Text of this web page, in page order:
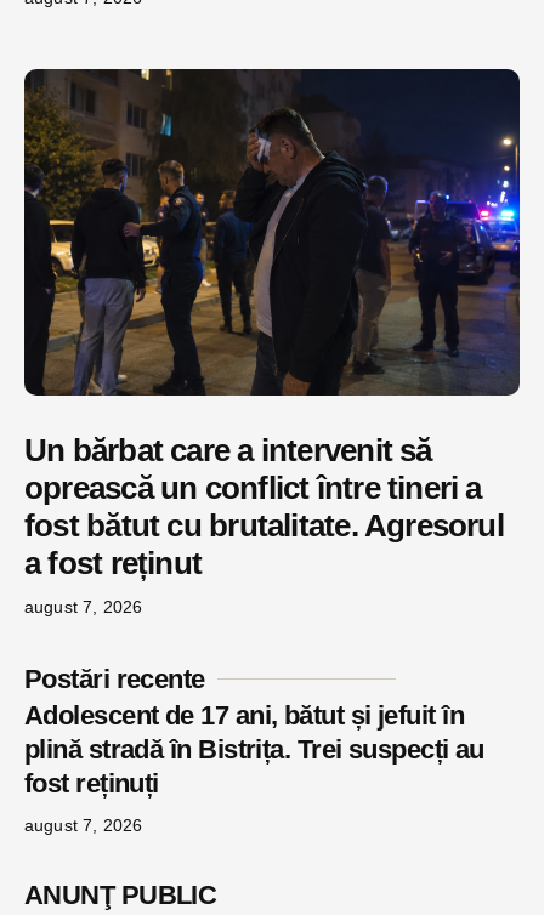
Un bărbat care a intervenit să
oprească un conflict între tineri a
fost bătut cu brutalitate. Agresorul
a fost reținut
august 7, 2026
Postări recente
Adolescent de 17 ani, bătut și jefuit în
plină stradă în Bistrița. Trei suspecți au
fost reținuți
august 7, 2026
ANUNŢ PUBLIC